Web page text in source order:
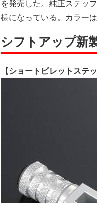
を発売した。純正ステッ
様になっている。カラー
シフトアップ新
【ショートビレットステ